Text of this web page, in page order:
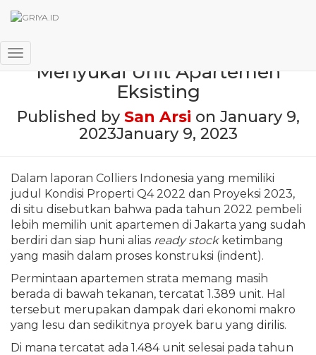
Toggle Navigation
Menyukai Unit Apartemen
Eksisting
Published by San Arsi on January 9,
2023January 9, 2023
Dalam laporan Colliers Indonesia yang memiliki
judul Kondisi Properti Q4 2022 dan Proyeksi 2023,
di situ disebutkan bahwa pada tahun 2022 pembeli
lebih memilih unit apartemen di Jakarta yang sudah
berdiri dan siap huni alias ready stock ketimbang
yang masih dalam proses konstruksi (indent).
Permintaan apartemen strata memang masih
berada di bawah tekanan, tercatat 1.389 unit. Hal
tersebut merupakan dampak dari ekonomi makro
yang lesu dan sedikitnya proyek baru yang dirilis.
Di mana tercatat ada 1.484 unit selesai pada tahun